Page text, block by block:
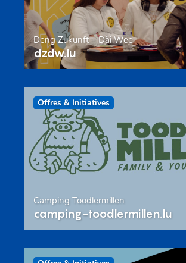
Deng Zukunft – Däi Wee
dzdw.lu
Offres & Initiatives
Camping Toodlermillen
camping-toodlermillen.lu